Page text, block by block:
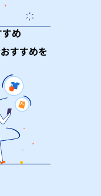
すめ
すすめを